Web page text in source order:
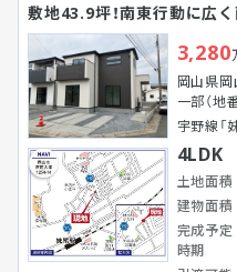
敷地43.9坪！南東行動に広
3,280
岡山県
一部（地
宇野線「
4LDK
土地面積
建物面積
完成予定
時期